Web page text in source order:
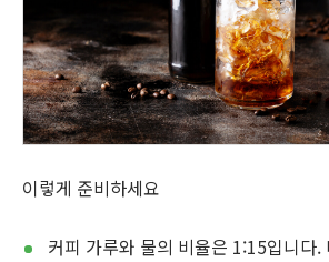
이렇게 준비하세요
커피 가루와 물의 비율은 1:15입니다.